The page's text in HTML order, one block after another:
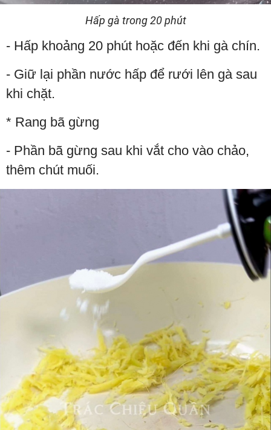
Hấp gà trong 20 phút
- Hấp khoảng 20 phút hoặc đến khi gà chín.
- Giữ lại phần nước hấp để rưới lên gà sau
khi chặt.
* Rang bã gừng
- Phần bã gừng sau khi vắt cho vào chảo,
thêm chút muối.